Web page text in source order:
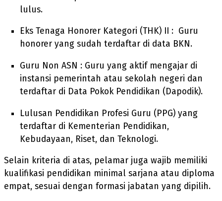
lulus.
Eks Tenaga Honorer Kategori (THK) II : Guru
honorer yang sudah terdaftar di data BKN.
Guru Non ASN : Guru yang aktif mengajar di
instansi pemerintah atau sekolah negeri dan
terdaftar di Data Pokok Pendidikan (Dapodik).
Lulusan Pendidikan Profesi Guru (PPG) yang
terdaftar di Kementerian Pendidikan,
Kebudayaan, Riset, dan Teknologi.
Selain kriteria di atas, pelamar juga wajib memiliki
kualifikasi pendidikan minimal sarjana atau diploma
empat, sesuai dengan formasi jabatan yang dipilih.